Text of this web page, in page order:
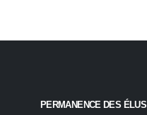
PERMANENCE DES ÉLUS